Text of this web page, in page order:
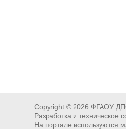
Copyright © 2026 ФГАОУ
Разработка и техническое
На портале используются